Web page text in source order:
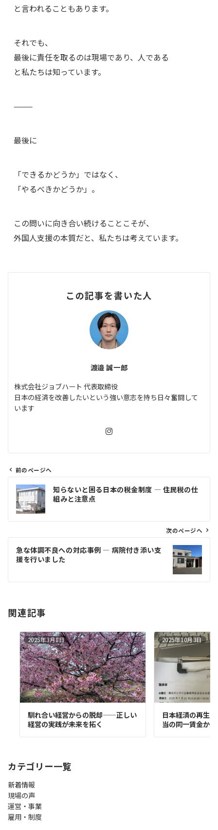
と言われることもあります。
それでも、
最後に責任を取るのは現場であり、人である
と私たちは知っています。
⸻
最後に
「できるかどうか」ではなく、
「やるべきかどうか」。
この問いに向き合い続けることこそが、
外国人支援の本質だと、私たちは考えています。
この記事を書いた人
渡邉 誠一郎
株式会社ジョブハート 代表取締役
日本の経済を改善したいという強い意志を持ち日々奮闘して
います
ビ
ン
前のページへ
知らないと困る日本の税金制度 ― 住民税の仕
組みと注意点
次のページへ
急な体調不良への対応事例 ― 病院付き添い支
援を行いました
関連記事
2025年3月8日
馴れ合い経営からの脱却——正しい
経営の実践が未来を拓く
2025年10月3日
日本経済の再生
当の同一賃金か
カテゴリー一覧
新着情報
現場の声
運営・事業
雇用・制度